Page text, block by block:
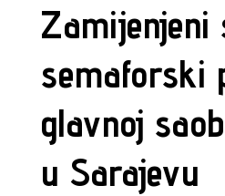
Zamijenjeni
semaforski
glavnoj
u Sarajevu